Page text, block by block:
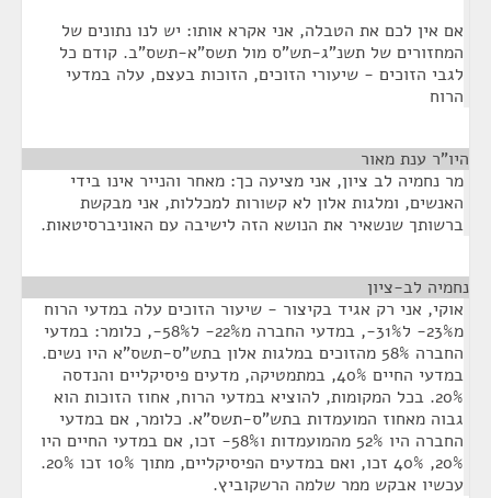
אם אין לכם את הטבלה, אני אקרא אותו: יש לנו נתונים של
המחזורים של תשנ"ג-תש"ס מול תשס"א-תשס"ב. קודם כל
לגבי הזוכים - שיעורי הזוכים, הזוכות בעצם, עלה במדעי
הרוח
היו"ר ענת מאור
מר נחמיה לב ציון, אני מציעה כך: מאחר והנייר אינו בידי
האנשים, ומלגות אלון לא קשורות למכללות, אני מבקשת
ברשותך שנשאיר את הנושא הזה לישיבה עם האוניברסיטאות.
נחמיה לב-ציון
אוקי, אני רק אגיד בקיצור - שיעור הזוכים עלה במדעי הרוח
מ23%- ל31%-, במדעי החברה מ22%- ל58%-, כלומר: במדעי
החברה 58% מהזוכים במלגות אלון בתש"ס-תשס"א היו נשים.
במדעי החיים 40%, במתמטיקה, מדעים פיסיקליים והנדסה
20%. בכל המקומות, להוציא במדעי הרוח, אחוז הזוכות הוא
גבוה מאחוז המועמדות בתש"ס-תשס"א. כלומר, אם במדעי
החברה היו 52% מהמועמדות ו58%- זכו, אם במדעי החיים היו
20%, 40% זכו, ואם במדעים הפיסיקליים, מתוך 10% זכו 20%.
עכשיו אבקש ממר שלמה הרשקוביץ.